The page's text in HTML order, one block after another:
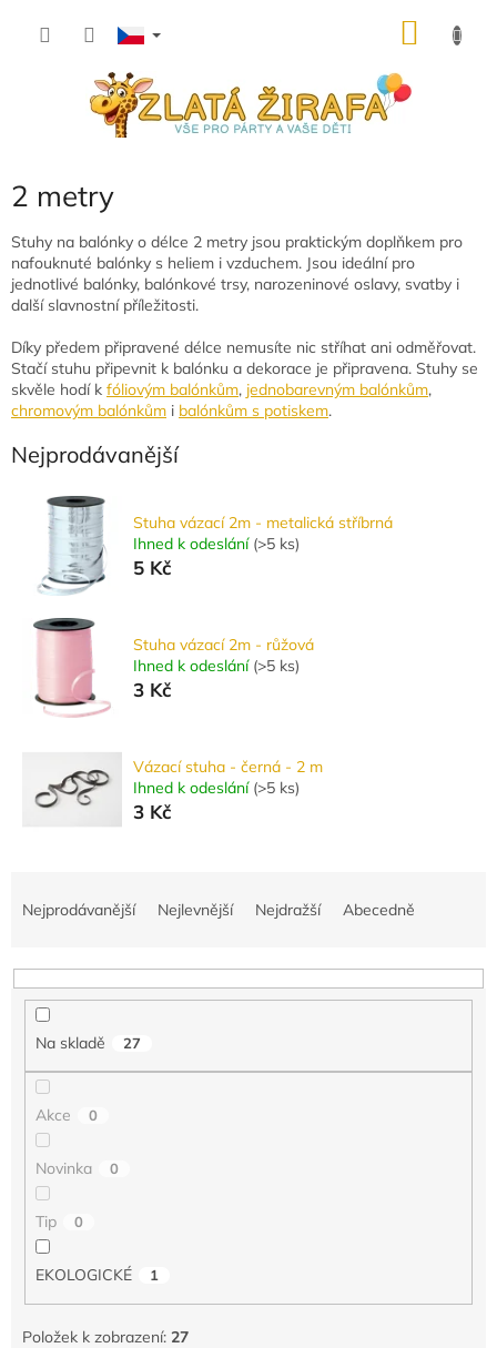
2 metry
Stuhy na balónky o délce 2 metry jsou praktickým doplňkem pro
nafouknuté balónky s heliem i vzduchem. Jsou ideální pro
jednotlivé balónky, balónkové trsy, narozeninové oslavy, svatby i
další slavnostní příležitosti.
Díky předem připravené délce nemusíte nic stříhat ani odměřovat.
Stačí stuhu připevnit k balónku a dekorace je připravena. Stuhy se
skvěle hodí k fóliovým balónkům, jednobarevným balónkům,
chromovým balónkům i balónkům s potiskem.
Nejprodávanější
Stuha vázací 2m - metalická stříbrná
Ihned k odeslání (>5 ks)
5 Kč
Stuha vázací 2m - růžová
Ihned k odeslání (>5 ks)
3 Kč
Vázací stuha - černá - 2 m
Ihned k odeslání (>5 ks)
3 Kč
n
Nejprodávanější Nejlevnější Nejdražší Abecedně
Na skladě 27
Akce 0
Novinka 0
Tip 0
EKOLOGICKÉ 1
Položek k zobrazení: 27